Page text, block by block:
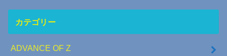
カテゴリー
ADVANCE OF Z